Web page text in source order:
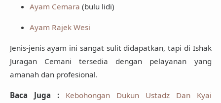
Ayam Cemara (bulu lidi)
Ayam Rajek Wesi
Jenis-jenis ayam ini sangat sulit didapatkan, tapi di Ishak
Juragan Cemani tersedia dengan pelayanan yang
amanah dan profesional.
Baca Juga :
Kebohongan Dukun Ustadz Dan Kyai